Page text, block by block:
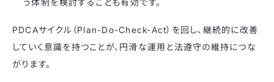
PDCAサイクル（Plan-Do-Check-Act）を回し、継続的に改善
していく意識を持つことが、円滑な運用と法遵守の維持につな
がります。